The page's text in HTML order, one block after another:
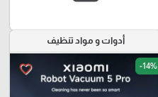
أدوات و مواد تنظيف
favorite_border -14%